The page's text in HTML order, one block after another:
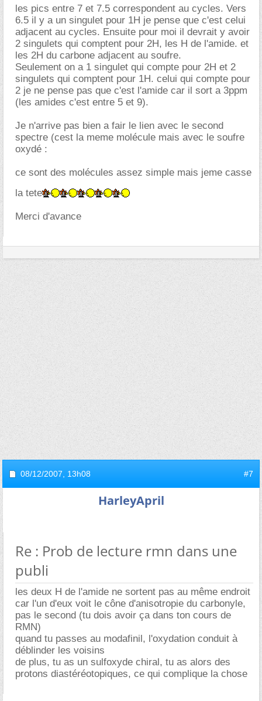
les pics entre 7 et 7.5 correspondent au cycles. Vers
6.5 il y a un singulet pour 1H je pense que c'est celui
adjacent au cycles. Ensuite pour moi il devrait y avoir
2 singulets qui comptent pour 2H, les H de l'amide. et
les 2H du carbone adjacent au soufre.
Seulement on a 1 singulet qui compte pour 2H et 2
singulets qui comptent pour 1H. celui qui compte pour
2 je ne pense pas que c'est l'amide car il sort a 3ppm
(les amides c'est entre 5 et 9).
Je n'arrive pas bien a fair le lien avec le second
spectre (cest la meme molécule mais avec le soufre
oxydé :
ce sont des molécules assez simple mais jeme casse
la tete
Merci d'avance
08/12/2007, 13h08 #7
HarleyApril
Re : Prob de lecture rmn dans une
publi
les deux H de l'amide ne sortent pas au même endroit
car l'un d'eux voit le cône d'anisotropie du carbonyle,
pas le second (tu dois avoir ça dans ton cours de
RMN)
quand tu passes au modafinil, l'oxydation conduit à
déblinder les voisins
de plus, tu as un sulfoxyde chiral, tu as alors des
protons diastéréotopiques, ce qui complique la chose